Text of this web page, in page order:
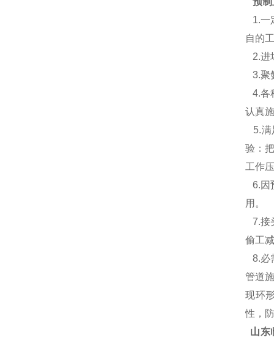
1.一
自的
2.进
3.聚
4.各
认真
5.满
验：
工作
6.因
用。
7.接
偷工
8.必
管道
现环
性，
山东